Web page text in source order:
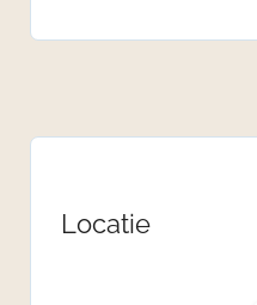
Locatie